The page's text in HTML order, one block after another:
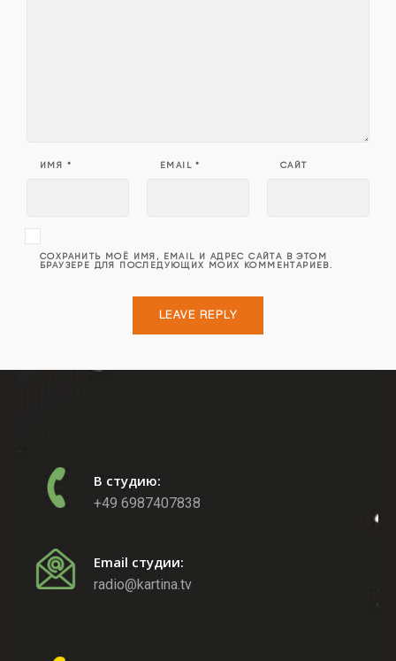
ИМЯ * EMAIL* САЙТ
СОХРАНИТЬ МОЁ ИМЯ, EMAIL И АДРЕС САЙТА В ЭТОМ
БРАУЗЕРЕ ДЛЯ ПОСЛЕДУЮЩИХ МОИХ КОММЕНТАРИЕВ.
В студию:
+49 6987407838
Email студии:
radio@kartina.tv